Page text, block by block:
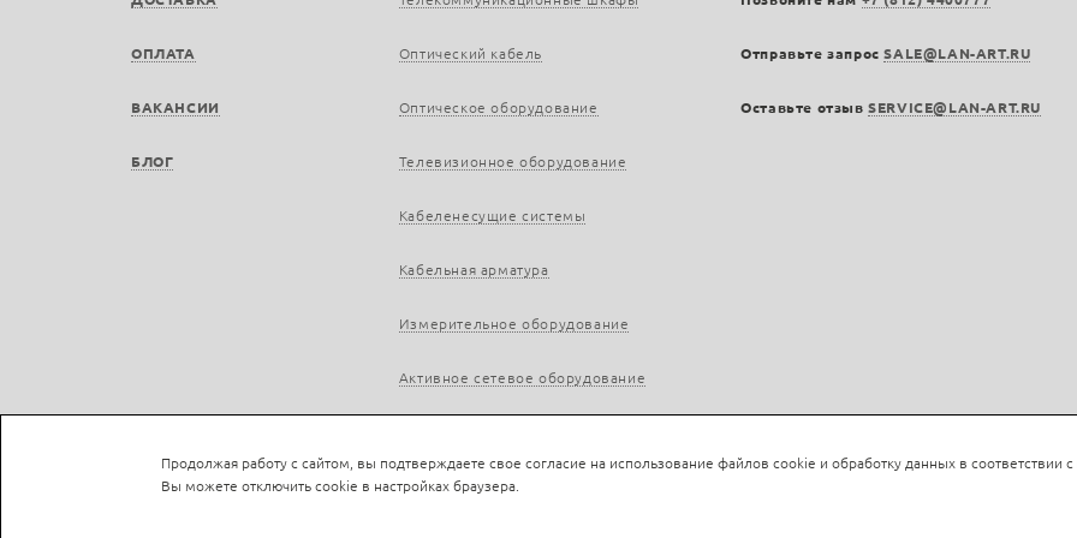
ОПЛАТА
ВАКАНСИИ
БЛОГ
Оптический кабель
Оптическое оборудование
Телевизионное оборудование
Кабеленесущие системы
Кабельная арматура
Измерительное оборудование
Активное сетевое оборудование
Отправьте запросSALE@LAN-ART.RU
Оставьте отзывSERVICE@LAN-ART.RU
Продолжая работу с сайтом, вы подтверждаете свое согласие на использование файлов cookie и обработку данных в соответствии с
Вы можете отключить cookie в настройках браузера.